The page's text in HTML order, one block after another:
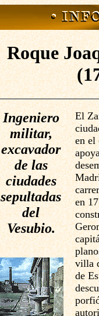
Roque
Ingeniero
militar,
excavador
de las
ciudades
sepultadas
del
Vesubio.
El
en el
en
villa
de